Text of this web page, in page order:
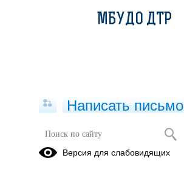
Публикации за 05.01.2026
МБУДО ДТР
Написать письмо
Версия для слабовидящих